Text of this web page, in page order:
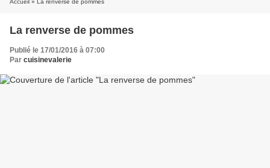
Accueil » La renverse de pommes
La renverse de pommes
Publié le 17/01/2016 à 07:00
Par cuisinevalerie